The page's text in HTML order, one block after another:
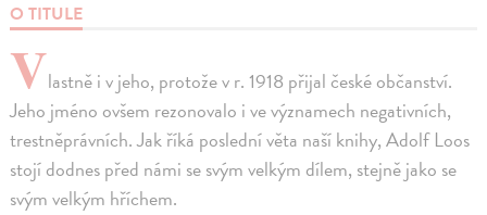
O TITULE
Vlastně i v jeho, protože v r. 1918 přijal české občanství.
Jeho jméno ovšem rezonovalo i ve významech negativních,
trestněprávních. Jak říká poslední věta naší knihy, Adolf Loos
stojí dodnes před námi se svým velkým dílem, stejně jako se
svým velkým hříchem.